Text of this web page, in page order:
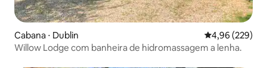
Cabana ⋅ Dublin 4,96 de uma
4,96 (229)
Willow Lodge com banheira de hidromassagem a lenha.